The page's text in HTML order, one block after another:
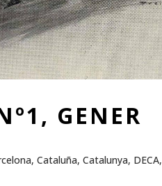
GENER
, Cataluña, Catalunya, DECA,